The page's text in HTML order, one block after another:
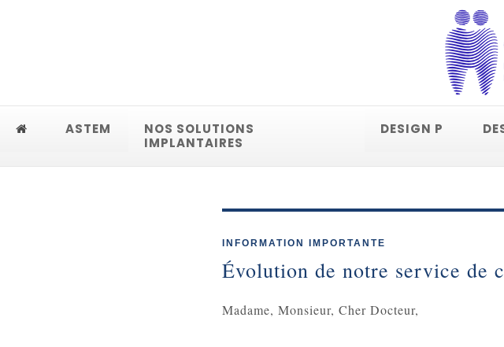
ASTEM
NOS SOLUTIONS
IMPLANTAIRES
DESIGN P
INFORMATION IMPORTANTE
Évolution de notre service de
Madame, Monsieur, Cher Docteur,